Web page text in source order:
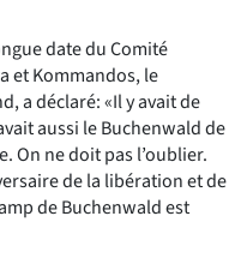
date du Comité
et Kommandos, le
a déclaré: «Il y avait de
aussi le Buchenwald de
On ne doit pas l’oublier.
de la libération et de
de Buchenwald est